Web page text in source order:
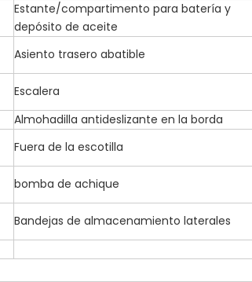
Estante/compartimento para batería y
depósito de aceite
Asiento trasero abatible
Escalera
Almohadilla antideslizante en la borda
Fuera de la escotilla
bomba de achique
Bandejas de almacenamiento laterales